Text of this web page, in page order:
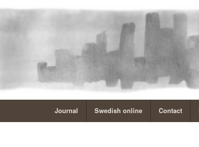
Journal Swedish online Contact